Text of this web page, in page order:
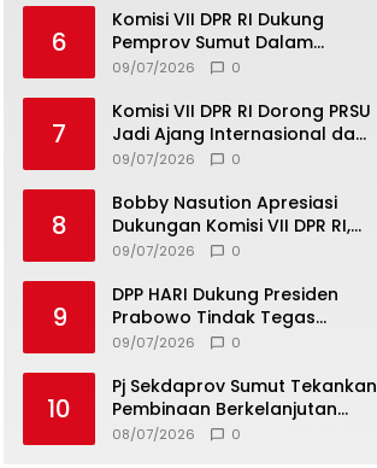
dan Kerukunan
6
Komisi VII DPR RI Dukung
Pemprov Sumut Dalam
Pemberantasan Pungli di
09/07/2026 0
7
Komisi VII DPR RI Dorong PRSU
Jadi Ajang Internasional dan
Pusat Investasi Sumut
09/07/2026 0
8
Bobby Nasution Apresiasi
Dukungan Komisi VII DPR RI,
Dorong PRSU Masuk Kalender
09/07/2026 0
9
DPP HARI Dukung Presiden
Prabowo Tindak Tegas
Pelaku Korupsi Tanpa Tebang
09/07/2026 0
10
Pj Sekdaprov Sumut Tekankan
Pembinaan Berkelanjutan
untuk Lahirkan Generasi
08/07/2026 0